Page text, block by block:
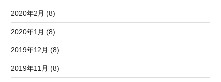
2020年2月 (8)
2020年1月 (8)
2019年12月 (8)
2019年11月 (8)